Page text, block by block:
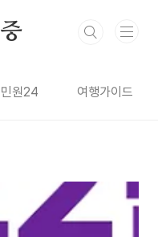
민원24 여행가이드